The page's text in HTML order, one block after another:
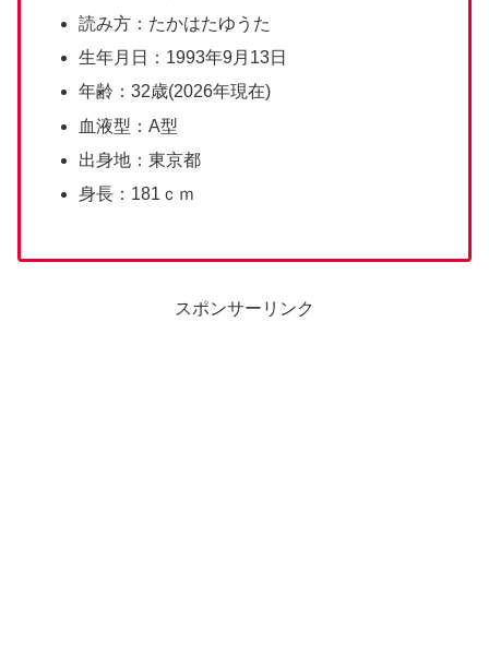
読み方：たかはたゆうた
生年月日：1993年9月13日
年齢：32歳(2026年現在)
血液型：A型
出身地：東京都
身長：181ｃｍ
スポンサーリンク